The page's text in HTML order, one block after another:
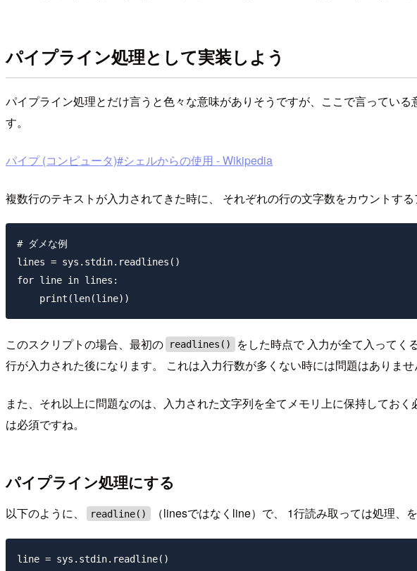
パイプライン処理として実装しよう
パイプライン処理とだけ言うと色々な意味がありそうですが、ここで言っている
す。
パイプ (コンピュータ)#シェルからの使用 - Wikipedia
複数行のテキストが入力されてきた時に、 それぞれの行の文字数をカウントす
# ダメな例
lines = sys.stdin.readlines()
for line in lines:
このスクリプトの場合、最初の readlines()
をした時点で 入力が全て入ってく
行が入力された後になります。 これは入力行数が多くない時には問題はありま
また、それ以上に問題なのは、入力された文字列を全てメモリ上に保持してお
は必須ですね。
パイプライン処理にする
以下のように、 readline() （linesではなくline）で、 1行読み取っては処理
line = sys.stdin.readline()